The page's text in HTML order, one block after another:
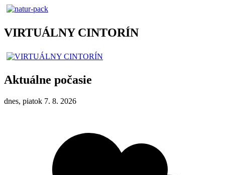
VIRTUÁLNY CINTORÍN
Aktuálne počasie
dnes, piatok 7. 8. 2026